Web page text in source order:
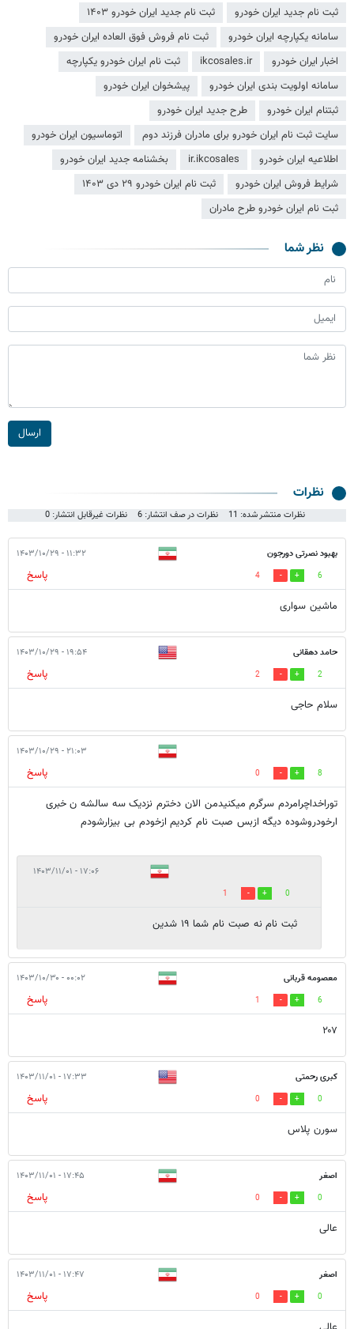
ثبت نام جدید ایران خودرو
ثبت نام جدید ایران خودرو ۱۴۰۳
سامانه یکپارچه ایران خودرو
ثبت نام فروش فوق العاده ایران خودرو
اخبار ایران خودرو
ikcosales.ir
ثبت نام ایران خودرو یکپارچه
سامانه اولویت بندی ایران خودرو
پیشخوان ایران خودرو
ثبتنام ایران خودرو
طرح جدید ایران خودرو
سایت ثبت نام ایران خودرو برای مادران فرزند دوم
اتوماسیون ایران خودرو
اطلاعیه ایران خودرو
ir.ikcosales
بخشنامه جدید ایران خودرو
شرایط فروش ایران خودرو
ثبت نام ایران خودرو ۲۹ دی ۱۴۰۳
ثبت نام ایران خودرو طرح مادران
نظر شما
ارسال
نظرات
نظرات منتشر شده: 11 نظرات در صف انتشار: 6 نظرات غیرقابل انتشار: 0
بهبود نصرتی دورجون ۱۱:۳۲ - ۱۴۰۳/۱۰/۲۹
6
4
پاسخ
ماشین سواری
حامد دهقانی ۱۹:۵۴ - ۱۴۰۳/۱۰/۲۹
2
2
پاسخ
سلام حاجی
۲۱:۰۳ - ۱۴۰۳/۱۰/۲۹
8
0
پاسخ
توراخداچرامردم سرگرم میکنیدمن الان دخترم نزدیک سه سالشه ن خبری
ارخودروشوده دیگه ازبس صبت نام کردیم ازخودم بی بیزارشودم
۱۷:۰۶ - ۱۴۰۳/۱۱/۰۱
0
1
ثبت نام نه صبت نام شما ۱۹ شدین
معصومه قربانی ۰۰:۰۲ - ۱۴۰۳/۱۰/۳۰
6
1
پاسخ
۲۰۷
کبری رحمتی ۱۷:۳۳ - ۱۴۰۳/۱۱/۰۱
0
0
پاسخ
سورن پلاس
اصغر ۱۷:۴۵ - ۱۴۰۳/۱۱/۰۱
0
0
پاسخ
عالی
اصغر ۱۷:۴۷ - ۱۴۰۳/۱۱/۰۱
0
0
پاسخ